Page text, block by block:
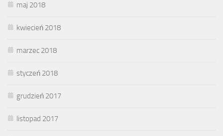
maj 2018
kwiecień 2018
marzec 2018
styczeń 2018
grudzień 2017
listopad 2017